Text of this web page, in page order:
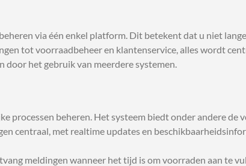
via één enkel platform. Dit betekent dat u niet
tot voorraadbeheer en klantenservice, alles wordt
het gebruik van meerdere systemen.
processen beheren. Het systeem biedt onder andere de
centraal, met realtime updates en
meldingen wanneer het tijd is om voorraden aan te